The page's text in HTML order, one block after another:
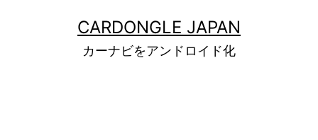
CARDONGLE JAPAN
カーナビをアンドロイド化